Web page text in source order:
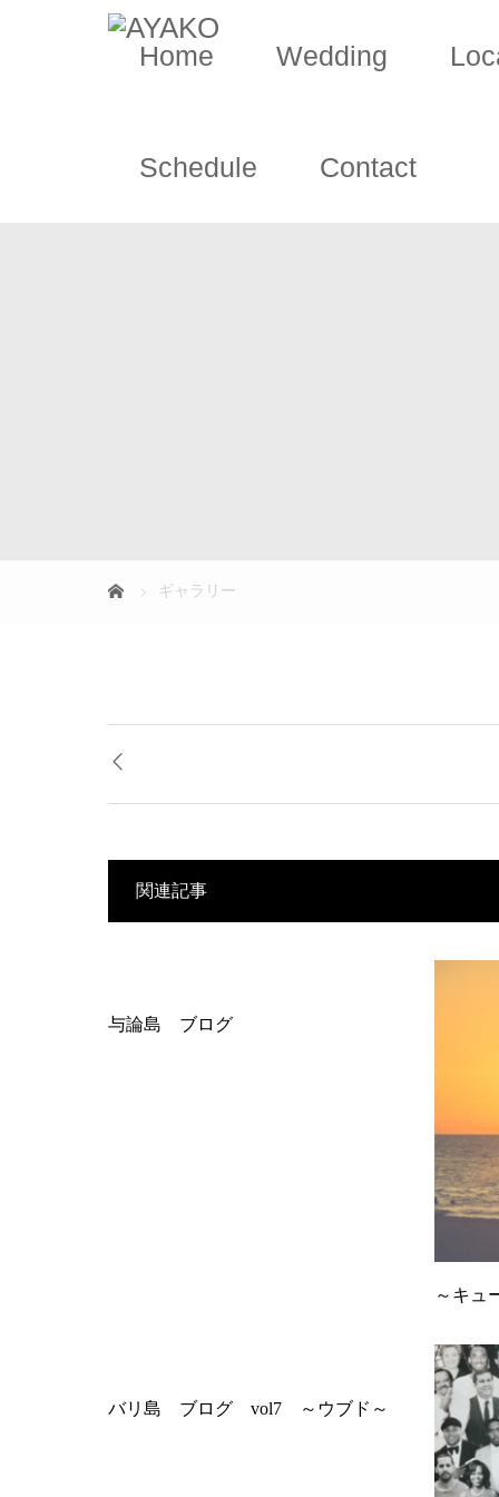
Home Wedding
Schedule Contact
ギャラリー
関連記事
与論島 ブログ
～キュ
バリ島 ブログ vol7 ～ウブド～